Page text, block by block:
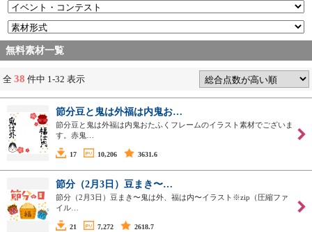
無料素材一覧
全 38 件中 1-32 表示
節分豆と鬼は外福は内鬼お…
節分豆と鬼は外福は内鬼おたふくフレームのイラスト素材でございま
す。赤鬼…
17 10,206 3631.6
節分（2月3日）豆まき〜…
節分（2月3日）豆まき〜鬼は外、福は内〜イラスト※zip（圧縮ファ
イル…
21 7,272 2618.7